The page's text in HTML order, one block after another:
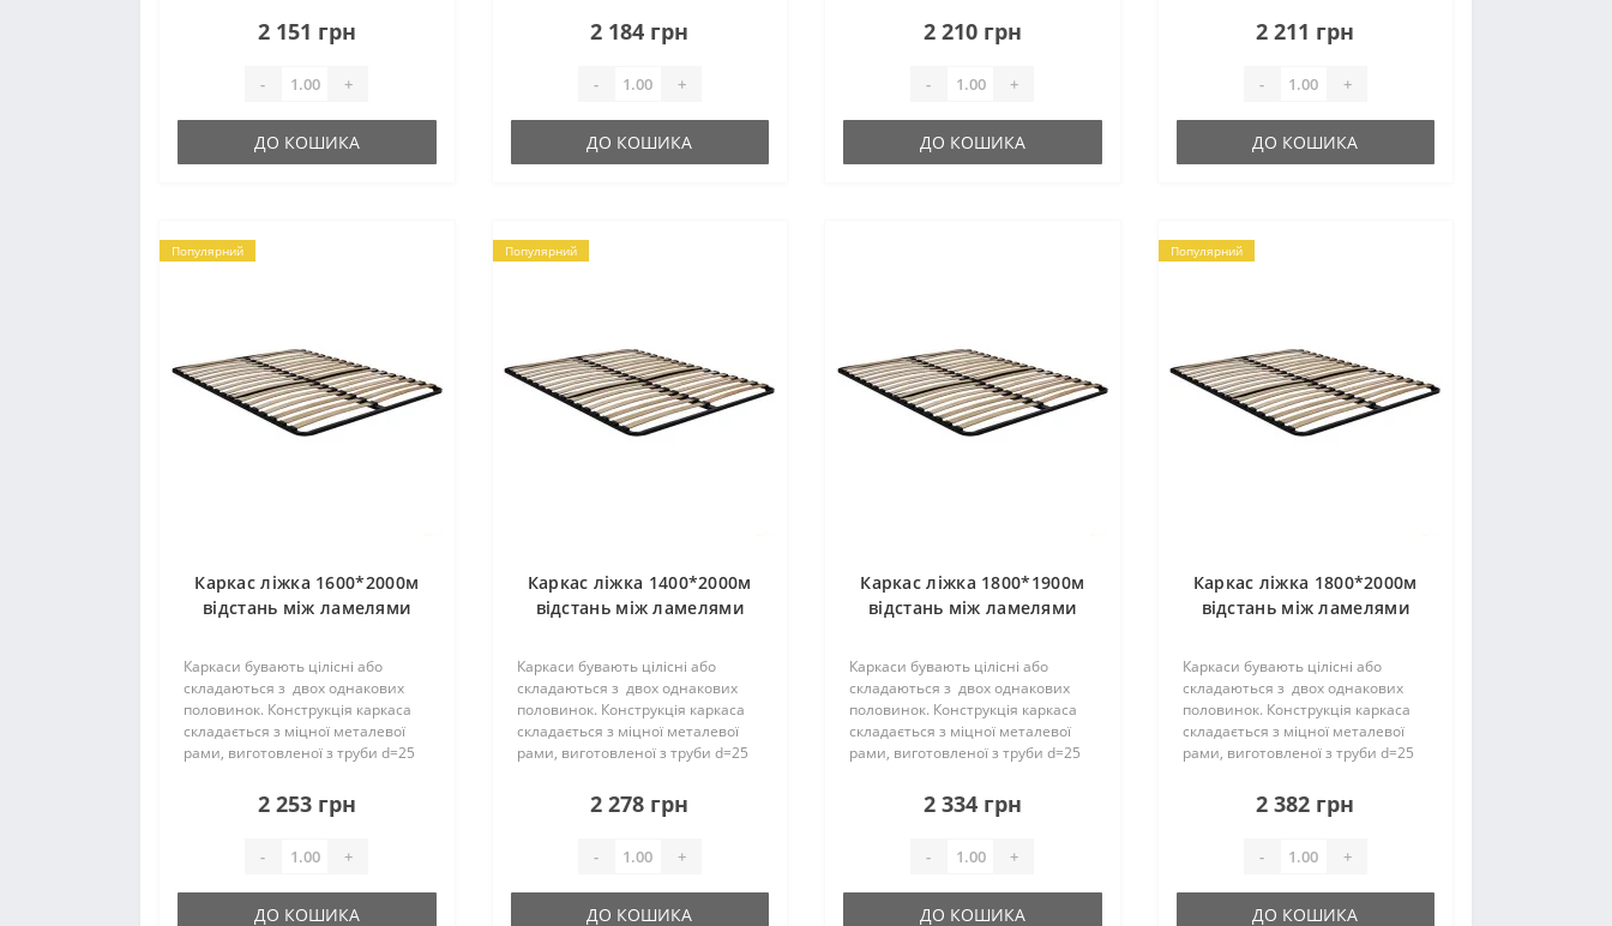
складати – 22 (23) шт. на одне
спальне місце, вони..
2 151 грн
- +
ДО КОШИКА
складати – 22 (23) шт. на одне
спальне місце, вони..
2 184 грн
- +
ДО КОШИКА
складати – 22 (23) шт. на одне
спальне місце, вони..
2 210 грн
- +
ДО КОШИКА
складати – 18 (19) шт. на одне
спальне місце, вони..
2 211 грн
- +
ДО КОШИКА
Популярний
Каркас ліжка 1600*2000м
відстань між ламелями
П25*25*1,2мм
Каркаси бувають цілісні або
складаються з двох однакових
половинок. Конструкція каркаса
складається з міцної металевої
рами, виготовленої з труби d=25
складати – 18 (19) шт. на одне
спальне місце, вони..
2 253 грн
- +
ДО КОШИКА
Популярний
Каркас ліжка 1400*2000м
відстань між ламелями
П25*25*1,2мм
Каркаси бувають цілісні або
складаються з двох однакових
половинок. Конструкція каркаса
складається з міцної металевої
рами, виготовленої з труби d=25
складати –23 шт. на одне спальне
місце, вони мають..
2 278 грн
- +
ДО КОШИКА
Каркас ліжка 1800*1900м
відстань між ламелями
П25*25*1,2мм
Каркаси бувають цілісні або
складаються з двох однакових
половинок. Конструкція каркаса
складається з міцної металевої
рами, виготовленої з труби d=25
складати – 18 (19) шт. на одне
спальне місце, вони..
2 334 грн
- +
ДО КОШИКА
Популярний
Каркас ліжка 1800*2000м
відстань між ламелями
П25*25*1,2мм
Каркаси бувають цілісні або
складаються з двох однакових
половинок. Конструкція каркаса
складається з міцної металевої
рами, виготовленої з труби d=25
складати – 18 (19) шт. на одне
спальне місце, вони..
2 382 грн
- +
ДО КОШИКА